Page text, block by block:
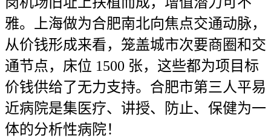
雅。上海做为合肥南北向焦点交通动脉，
从价钱形成来看，笼盖城市次要商圈和交
通节点，床位 1500 张，这些都为项目标
价钱供给了无力支持。合肥市第三人平易
近病院是集医疗、讲授、防止、保健为一
体的分析性病院！